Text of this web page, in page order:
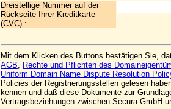
Dreistellige Nummer auf der
Rückseite Ihrer Kreditkarte
(CVC) :
Mit dem Klicken des Buttons bestätigen Sie,
AGB, Rechte und Pflichten des
Uniform Domain Name Dispute Resolution
Policies der Registrierungsstellen gelesen
kennen und daß diese Dokumente zur
Vertragsbeziehungen zwischen Secura GmbH